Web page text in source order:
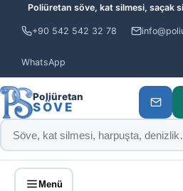
Poliüretan söve, kat silmesi, saçak
+90 542 542 32 78
WhatsApp
Poliüretan
SÖVE
Menü